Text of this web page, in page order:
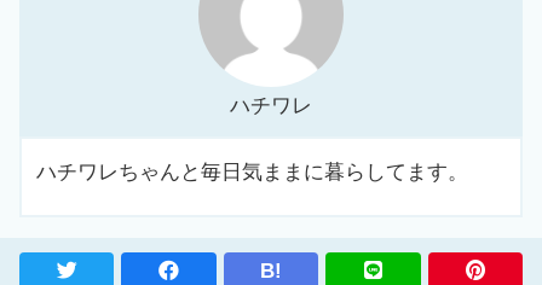
ハチワレ
ハチワレちゃんと毎日気ままに暮らしてます。
B!